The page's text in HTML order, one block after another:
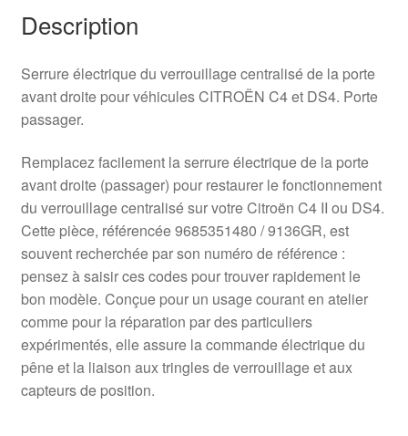
Description
Serrure électrique du verrouillage centralisé de la porte
avant droite pour véhicules CITROËN C4 et DS4. Porte
passager.
Remplacez facilement la serrure électrique de la porte
avant droite (passager) pour restaurer le fonctionnement
du verrouillage centralisé sur votre Citroën C4 II ou DS4.
Cette pièce, référencée 9685351480 / 9136GR, est
souvent recherchée par son numéro de référence :
pensez à saisir ces codes pour trouver rapidement le
bon modèle. Conçue pour un usage courant en atelier
comme pour la réparation par des particuliers
expérimentés, elle assure la commande électrique du
pêne et la liaison aux tringles de verrouillage et aux
capteurs de position.